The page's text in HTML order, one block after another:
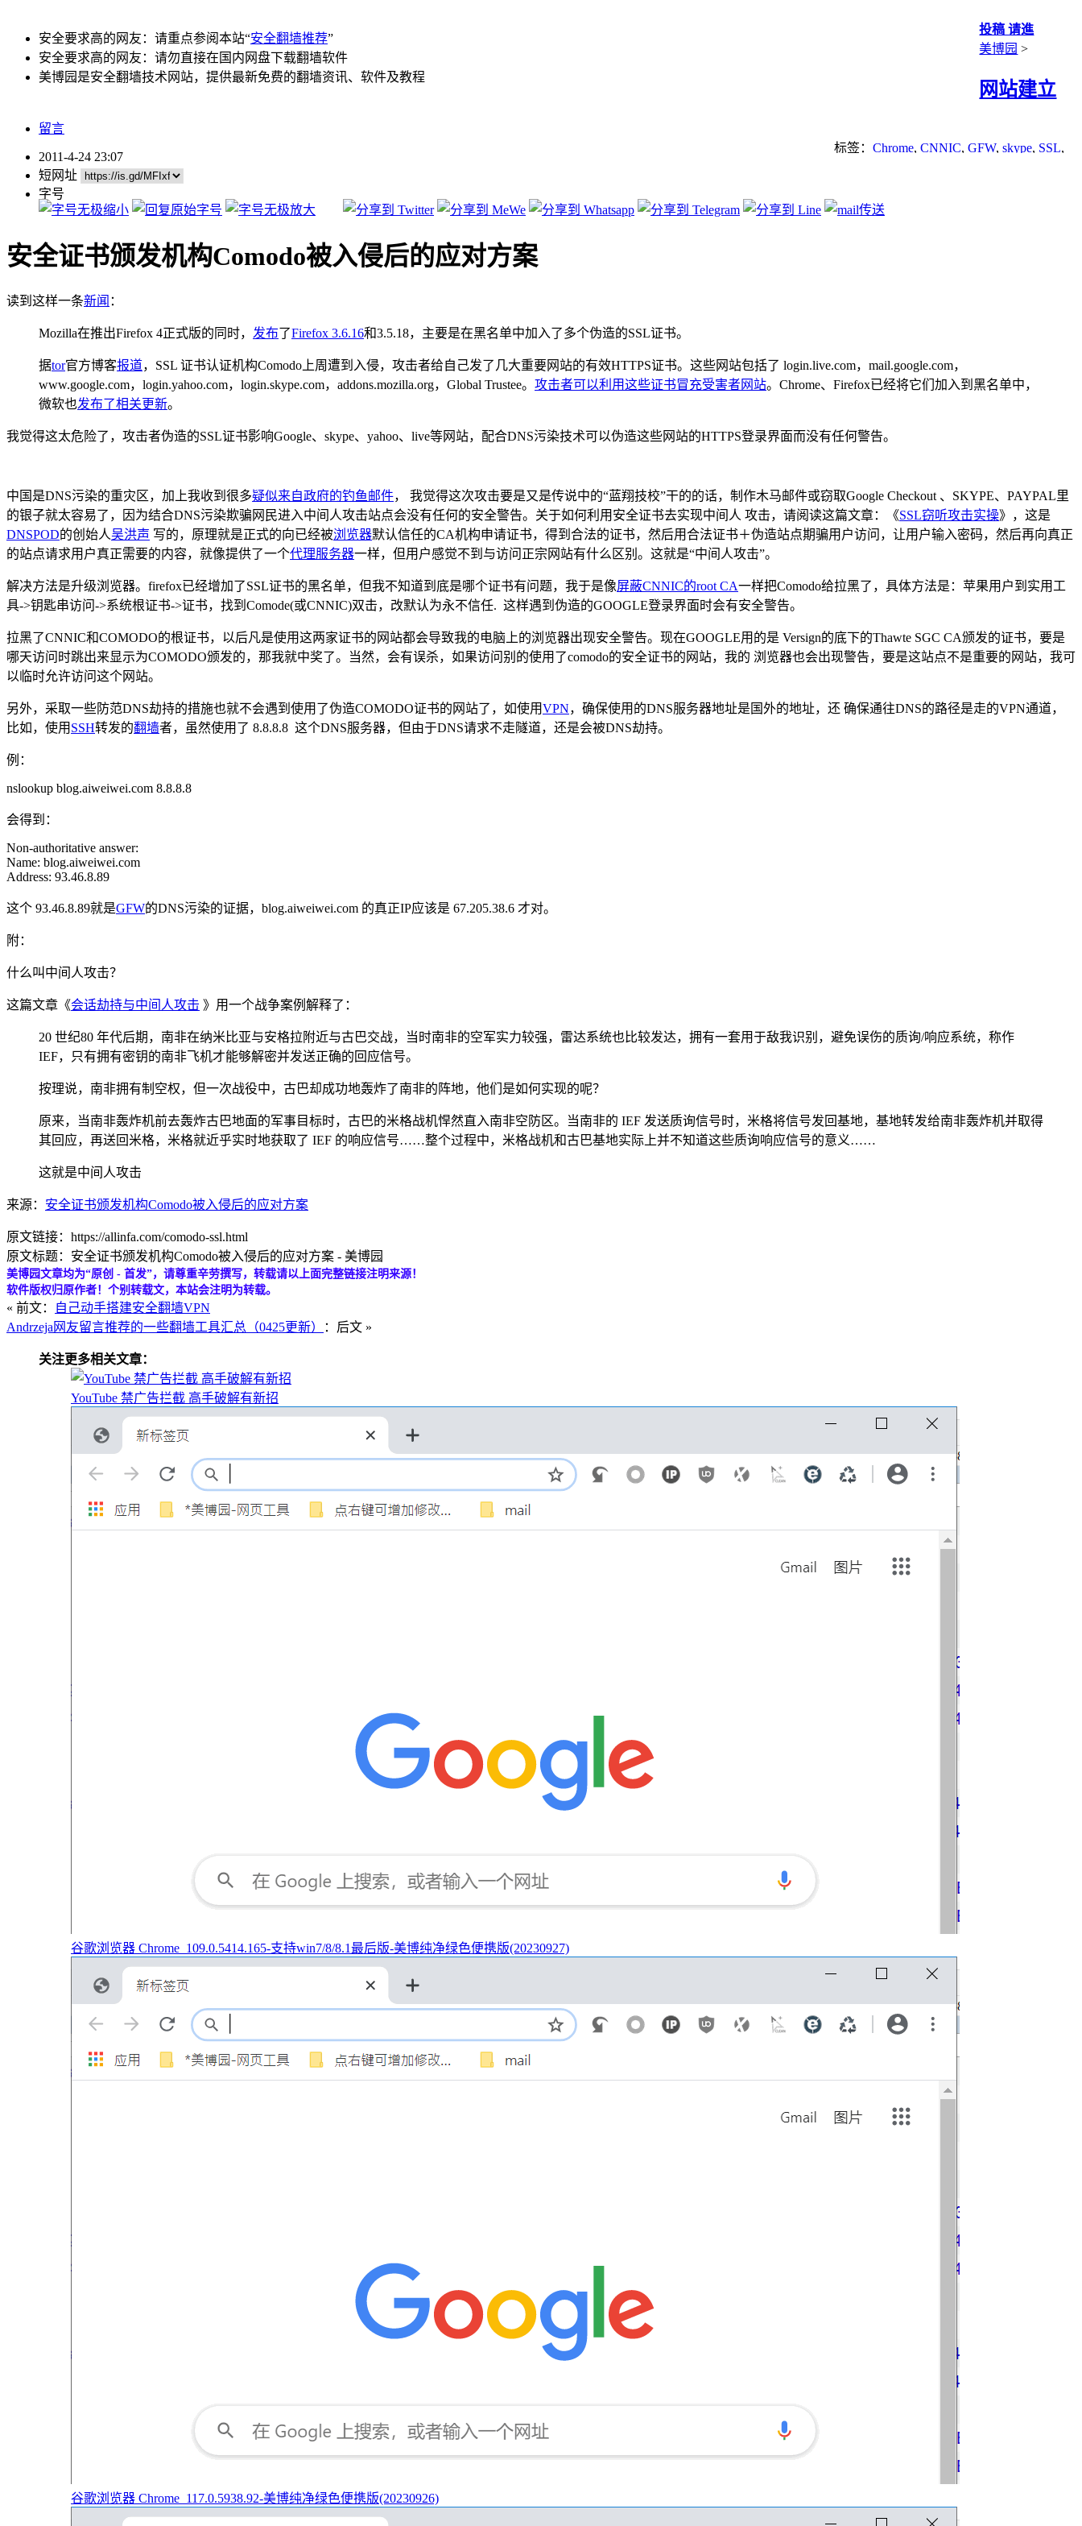
安全要求高的网友：请重点参阅本站“安全翻墙推荐”
安全要求高的网友：请勿直接在国内网盘下载翻墙软件
美博园是安全翻墙技术网站，提供最新免费的翻墙资讯、软件及教程
投稿 请進
美博园 >
网站建立
留言
标签： Chrome, CNNIC, GFW, skype, SSL,
2011-4-24 23:07
短网址
字号
安全证书颁发机构Comodo被入侵后的应对方案
读到这样一条新闻 ：
Mozilla在推出Firefox 4正式版的同时， 发布了Firefox 3.6.16和3.5.18，主要是在黑名单中加入了多个伪造的SSL证书。
据tor官方博客报道，SSL 证书认证机构Comodo上周遭到入侵，攻击者给自己发了几大重要网站的有效HTTPS证书。这些网站包括了 login.live.com，mail.google.com，
www.google.com，login.yahoo.com，login.skype.com，addons.mozilla.org，Global Trustee。 攻击者可以利用这些证书冒充受害者网站。Chrome、Firefox已经将它们加入到黑名单中，
微软也发布了相关更新。
我觉得这太危险了，攻击者伪造的SSL证书影响Google、skype、yahoo、live等网站，配合DNS污染技术可以伪造这些网站的HTTPS登录界面而没有任何警告。
中国是DNS污染的重灾区，加上我收到很多疑似来自政府的钓鱼邮件， 我觉得这次攻击要是又是传说中的“蓝翔技校”干的的话，制作木马邮件或窃取Google Checkout 、SKYPE、PAYPAL里
的银子就太容易了，因为结合DNS污染欺骗网民进入中间人攻击站点会没有任何的安全警告。关于如何利用安全证书去实现中间人 攻击，请阅读这篇文章：《SSL窃听攻击实操》，这是
DNSPOD的创始人吴洪声 写的，原理就是正式的向已经被浏览器默认信任的CA机构申请证书，得到合法的证书，然后用合法证书＋伪造站点期骗用户访问，让用户输入密码，然后再向真正
的站点请求用户真正需要的内容，就像提供了一个代理服务器一样，但用户感觉不到与访问正宗网站有什么区别。这就是“中间人攻击”。
解决方法是升级浏览器。firefox已经增加了SSL证书的黑名单，但我不知道到底是哪个证书有问题，我于是像屏蔽CNNIC的root CA一样把Comodo给拉黑了，具体方法是：苹果用户到实用工
具->钥匙串访问->系统根证书->证书，找到Comode(或CNNIC)双击，改默认为永不信任. 这样遇到伪造的GOOGLE登录界面时会有安全警告。
拉黑了CNNIC和COMODO的根证书，以后凡是使用这两家证书的网站都会导致我的电脑上的浏览器出现安全警告。现在GOOGLE用的是 Versign的底下的Thawte SGC CA颁发的证书，要是
哪天访问时跳出来显示为COMODO颁发的，那我就中奖了。当然，会有误杀，如果访问别的使用了comodo的安全证书的网站，我的 浏览器也会出现警告，要是这站点不是重要的网站，我可
以临时允许访问这个网站。
另外，采取一些防范DNS劫持的措施也就不会遇到使用了伪造COMODO证书的网站了，如使用VPN，确保使用的DNS服务器地址是国外的地址，还 确保通往DNS的路径是走的VPN通道，
比如，使用 SSH转发的翻墙者，虽然使用了 8.8.8.8 这个DNS服务器，但由于DNS请求不走隧道，还是会被DNS劫持。
例：
nslookup blog.aiweiwei.com 8.8.8.8
会得到：
Non-authoritative answer:
Name: blog.aiweiwei.com
Address: 93.46.8.89
这个 93.46.8.89就是GFW的DNS污染的证据，blog.aiweiwei.com 的真正IP应该是 67.205.38.6 才对。
附：
什么叫中间人攻击？
这篇文章《会话劫持与中间人攻击 》用一个战争案例解释了：
20 世纪80 年代后期，南非在纳米比亚与安格拉附近与古巴交战，当时南非的空军实力较强，雷达系统也比较发达，拥有一套用于敌我识别，避免误伤的质询/响应系统，称作
IEF，只有拥有密钥的南非飞机才能够解密并发送正确的回应信号。
按理说，南非拥有制空权，但一次战役中，古巴却成功地轰炸了南非的阵地，他们是如何实现的呢？
原来，当南非轰炸机前去轰炸古巴地面的军事目标时，古巴的米格战机悍然直入南非空防区。当南非的 IEF 发送质询信号时，米格将信号发回基地，基地转发给南非轰炸机并取得
其回应，再送回米格，米格就近乎实时地获取了 IEF 的响应信号……整个过程中，米格战机和古巴基地实际上并不知道这些质询响应信号的意义……
这就是中间人攻击
来源： 安全证书颁发机构Comodo被入侵后的应对方案
原文链接：https://allinfa.com/comodo-ssl.html
原文标题：安全证书颁发机构Comodo被入侵后的应对方案 - 美博园
美博园文章均为“原创 - 首发”，请尊重辛劳撰写，转载请以上面完整链接注明来源！
软件版权归原作者！个别转载文，本站会注明为转载。
« 前文：
自己动手搭建安全翻墙VPN
Andrzeja网友留言推荐的一些翻墙工具汇总（0425更新）
：后文 »
关注更多相关文章：
YouTube 禁广告拦截 高手破解有新招
谷歌浏览器 Chrome_109.0.5414.165-支持win7/8/8.1最后版-美博纯净绿色便携版(20230927)
谷歌浏览器 Chrome_117.0.5938.92-美博纯净绿色便携版(20230926)